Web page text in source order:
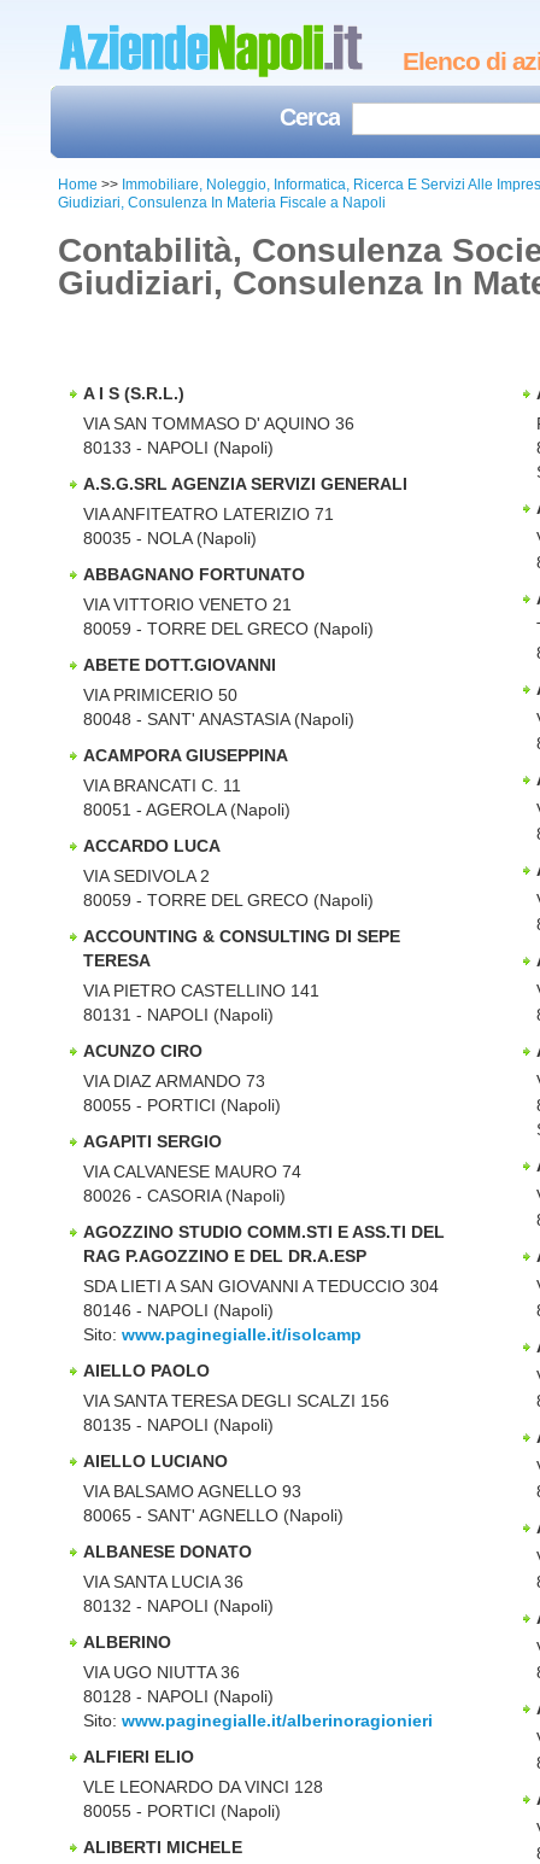
Elenco di
Cerca
Home >> Immobiliare, Noleggio, Informatica, Ricerca E Servizi Alle
Giudiziari, Consulenza In Materia Fiscale a Napoli
Contabilità, Consulenza
Giudiziari, Consulenza In
A I S (S.R.L.)
VIA SAN TOMMASO D' AQUINO 36
80133 - NAPOLI (Napoli)
A.S.G.SRL AGENZIA SERVIZI GENERALI
VIA ANFITEATRO LATERIZIO 71
80035 - NOLA (Napoli)
ABBAGNANO FORTUNATO
VIA VITTORIO VENETO 21
80059 - TORRE DEL GRECO (Napoli)
ABETE DOTT.GIOVANNI
VIA PRIMICERIO 50
80048 - SANT' ANASTASIA (Napoli)
ACAMPORA GIUSEPPINA
VIA BRANCATI C. 11
80051 - AGEROLA (Napoli)
ACCARDO LUCA
VIA SEDIVOLA 2
80059 - TORRE DEL GRECO (Napoli)
ACCOUNTING & CONSULTING DI SEPE
TERESA
VIA PIETRO CASTELLINO 141
80131 - NAPOLI (Napoli)
ACUNZO CIRO
VIA DIAZ ARMANDO 73
80055 - PORTICI (Napoli)
AGAPITI SERGIO
VIA CALVANESE MAURO 74
80026 - CASORIA (Napoli)
AGOZZINO STUDIO COMM.STI E ASS.TI DEL
RAG P.AGOZZINO E DEL DR.A.ESP
SDA LIETI A SAN GIOVANNI A TEDUCCIO 304
80146 - NAPOLI (Napoli)
Sito: www.paginegialle.it/isolcamp
AIELLO PAOLO
VIA SANTA TERESA DEGLI SCALZI 156
80135 - NAPOLI (Napoli)
AIELLO LUCIANO
VIA BALSAMO AGNELLO 93
80065 - SANT' AGNELLO (Napoli)
ALBANESE DONATO
VIA SANTA LUCIA 36
80132 - NAPOLI (Napoli)
ALBERINO
VIA UGO NIUTTA 36
80128 - NAPOLI (Napoli)
Sito: www.paginegialle.it/alberinoragionieri
ALFIERI ELIO
VLE LEONARDO DA VINCI 128
80055 - PORTICI (Napoli)
ALIBERTI MICHELE